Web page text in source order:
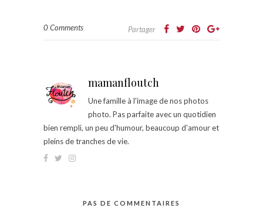
0 Comments Partager
mamanfloutch
Une famille à l'image de nos photos
photo. Pas parfaite avec un quotidien
bien rempli, un peu d'humour, beaucoup d'amour et
pleins de tranches de vie.
PAS DE COMMENTAIRES